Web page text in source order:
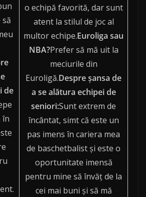
de
în
o echipă favorită, dar sunt
atent la stilul de joc al
multor echipe.Euroliga sau
NBA?Prefer să mă uit la
meciurile din
Euroligă.Despre şansa de
a se alătura echipei de
seniori:Sunt extrem de
încântat, simt că este un
pas imens în cariera mea
de baschetbalist şi este o
oportunitate imensă
pentru mine să învăț de la
cei mai buni și să mă